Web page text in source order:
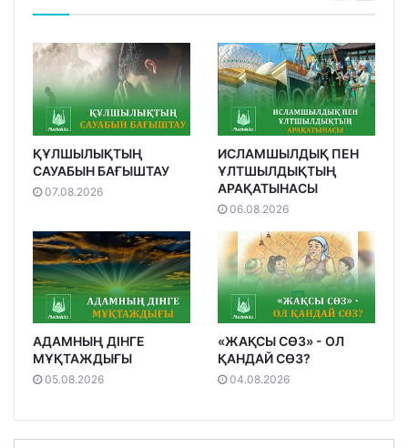
ҚҰЛШЫЛЫҚТЫҢ
САУАБЫН БАҒЫШТАУ
07.08.2026
ИСЛАМШЫЛДЫҚ ПЕН
ҰЛТШЫЛДЫҚТЫҢ
АРАҚАТЫНАСЫ
06.08.2026
АДАМНЫҢ ДІНГЕ
МҰҚТАЖДЫҒЫ
05.08.2026
«ЖАҚСЫ СӨЗ» - ОЛ
ҚАНДАЙ СӨЗ?
04.08.2026